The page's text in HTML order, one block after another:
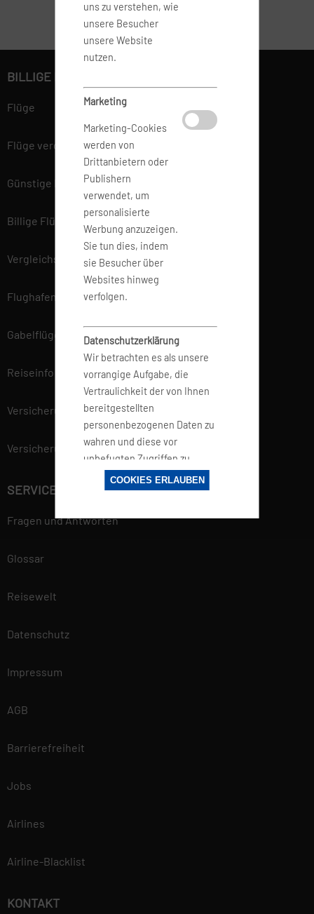
uns zu verstehen, wie
unsere Besucher
unsere Website
nutzen.
Marketing
Marketing-Cookies
werden von
Drittanbietern oder
Publishern
verwendet, um
personalisierte
Werbung anzuzeigen.
Sie tun dies, indem
sie Besucher über
Websites hinweg
verfolgen.
Datenschutzerklärung
Wir betrachten es als unsere
vorrangige Aufgabe, die
Vertraulichkeit der von Ihnen
bereitgestellten
personenbezogenen Daten zu
wahren und diese vor
unbefugten Zugriffen zu
schützen. Deshalb wenden wir
äußerste Sorgfalt und
Sicherheitsstandards an, um
COOKIES ERLAUBEN
BILLIGE FLÜGE BUCHEN
Flüge
Flüge vergleichen
Günstige Flüge
Billige Flüge
Vergleichsportal
Flughafen Informationen
Gabelflüge
Reiseinfo
Versicherung
Versicherungsvertrag widerrufen
SERVICE
Fragen und Antworten
Glossar
Reisewelt
Datenschutz
Impressum
AGB
Barrierefreiheit
Jobs
Airlines
Airline-Blacklist
KONTAKT